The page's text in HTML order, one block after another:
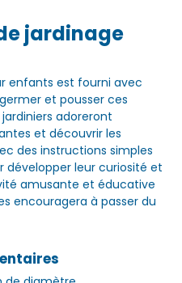
jardinage
enfants est fourni avec
et pousser ces
adoreront
et découvrir les
des instructions simples
développer leur curiosité et
amusante et éducative
encouragera à passer du